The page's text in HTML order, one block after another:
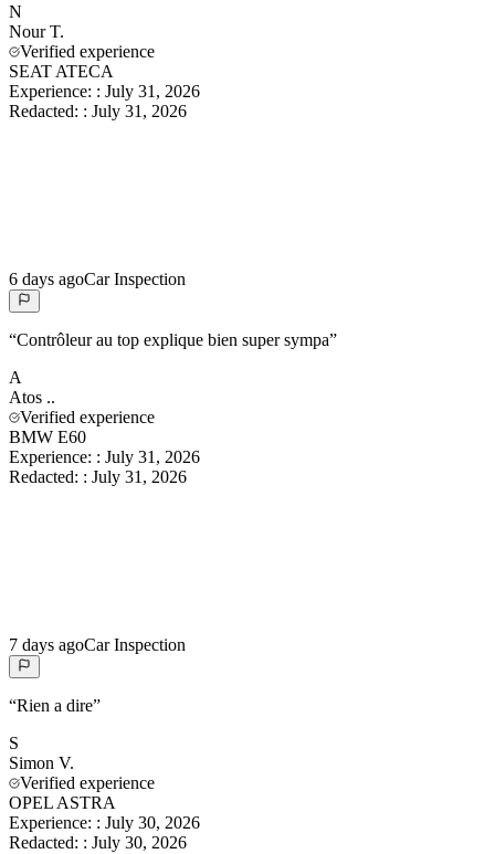
N
Nour T.
Verified experience
SEAT ATECA
Experience: : July 31, 2026
Redacted: : July 31, 2026
6 days agoCar Inspection
“Contrôleur au top explique bien super sympa”
A
Atos ..
Verified experience
BMW E60
Experience: : July 31, 2026
Redacted: : July 31, 2026
7 days agoCar Inspection
“Rien a dire”
S
Simon V.
Verified experience
OPEL ASTRA
Experience: : July 30, 2026
Redacted: : July 30, 2026